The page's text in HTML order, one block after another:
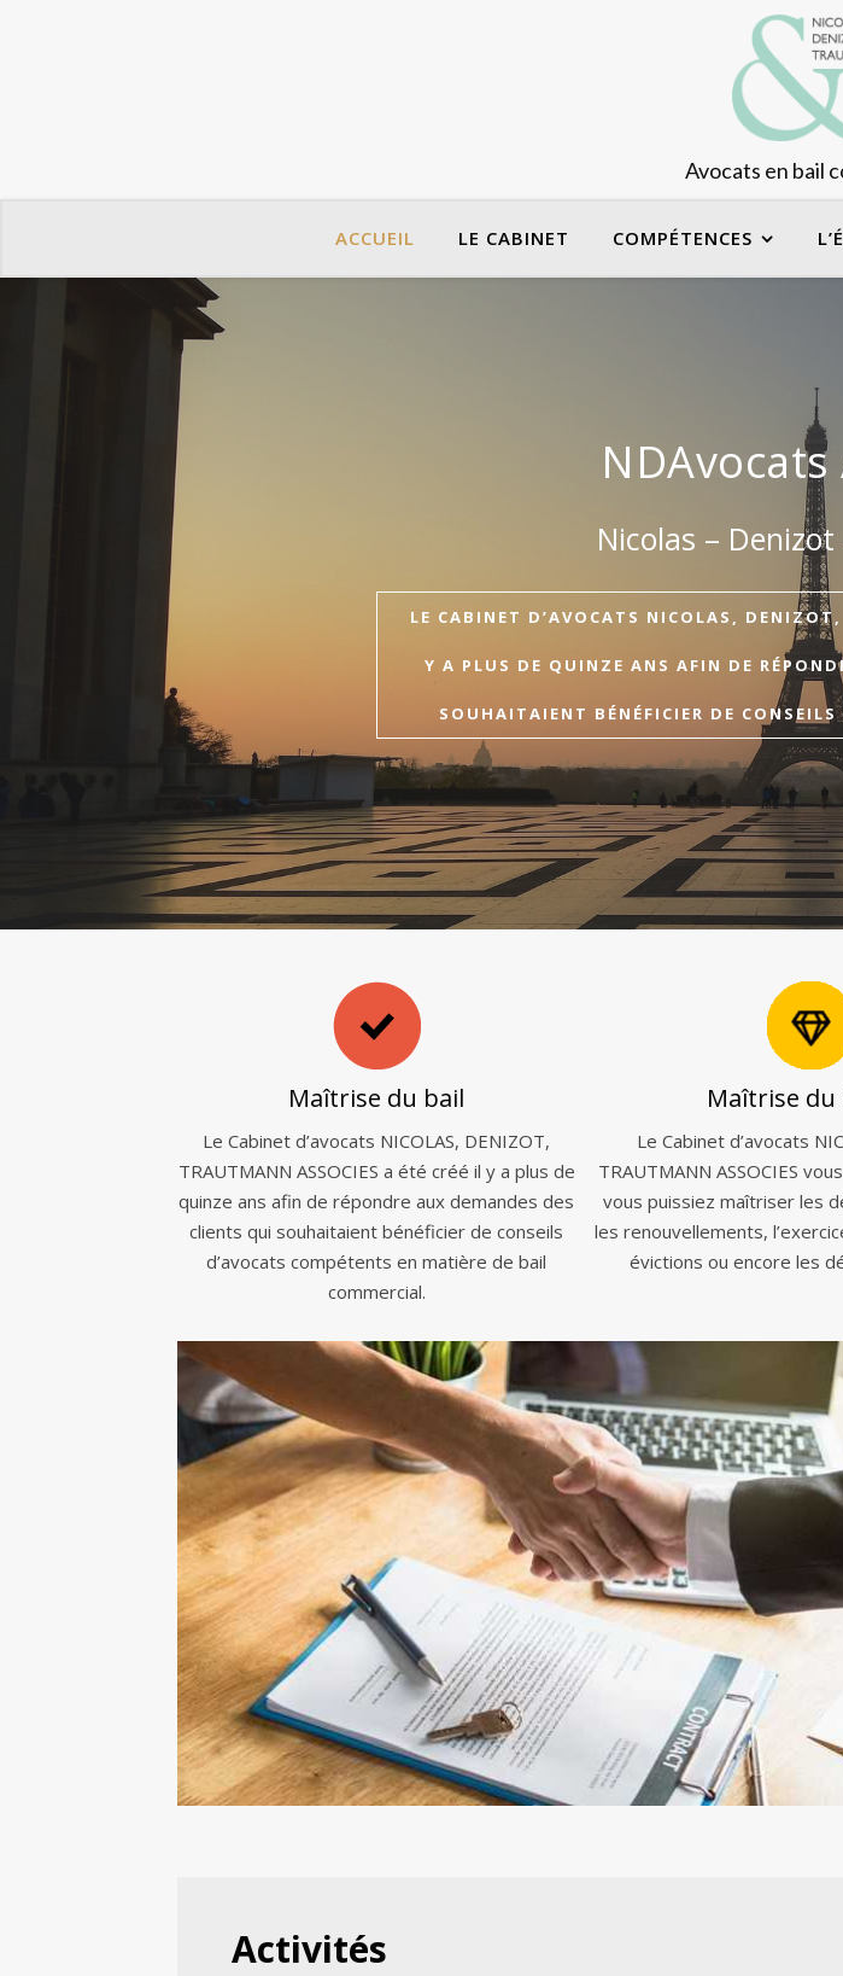
Avocats en bail
ACCUEIL LE CABINET COMPÉTENCES
Nicolas –
LE CABINET D’AVOCATS NICOLAS,
Y A PLUS DE QUINZE ANS AFIN DE
SOUHAITAIENT BÉNÉFICIER DE
Maîtrise du bail
Le Cabinet d’avocats NICOLAS, DENIZOT,
TRAUTMANN ASSOCIES a été créé il y a plus de
quinze ans afin de répondre aux demandes des
clients qui souhaitaient bénéficier de conseils
d’avocats compétents en matière de bail
commercial.
Maîtrise
Le Cabinet d’avocats
TRAUTMANN ASSOCIES
vous puissiez maîtriser les
les renouvellements,
évictions ou encore les
Activités